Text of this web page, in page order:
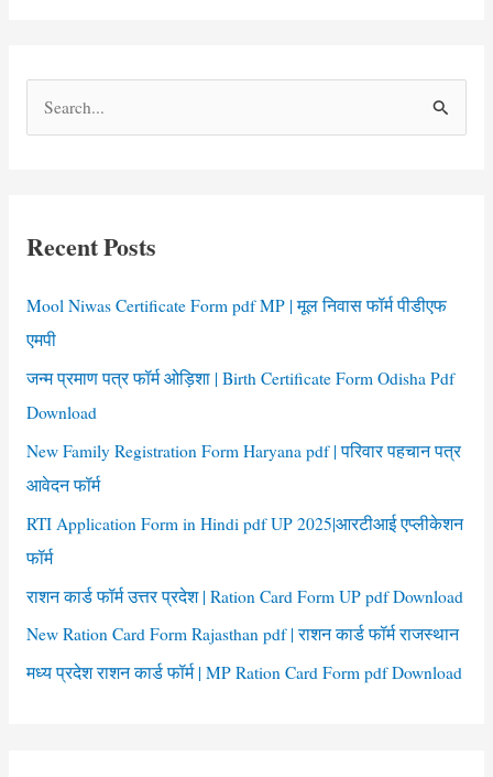
Pradesh
pdf
|
हिमाचल
f
o
:
Recent Posts
Mool Niwas Certificate Form pdf MP | मूल निवास फॉर्म पीडीएफ
एमपी
जन्म प्रमाण पत्र फॉर्म ओड़िशा | Birth Certificate Form Odisha Pdf
Download
New Family Registration Form Haryana pdf | परिवार पहचान पत्र
आवेदन फॉर्म
RTI Application Form in Hindi pdf UP 2025|आरटीआई एप्लीकेशन
फॉर्म
राशन कार्ड फॉर्म उत्तर प्रदेश | Ration Card Form UP pdf Download
New Ration Card Form Rajasthan pdf | राशन कार्ड फॉर्म राजस्थान
मध्य प्रदेश राशन कार्ड फॉर्म | MP Ration Card Form pdf Download